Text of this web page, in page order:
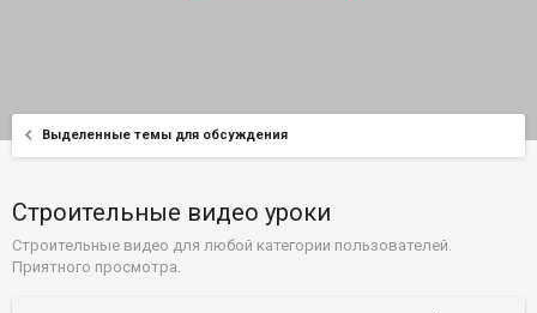
Выделенные темы для обсуждения
Строительные видео уроки
Строительные видео для любой категории пользователей.
Приятного просмотра.